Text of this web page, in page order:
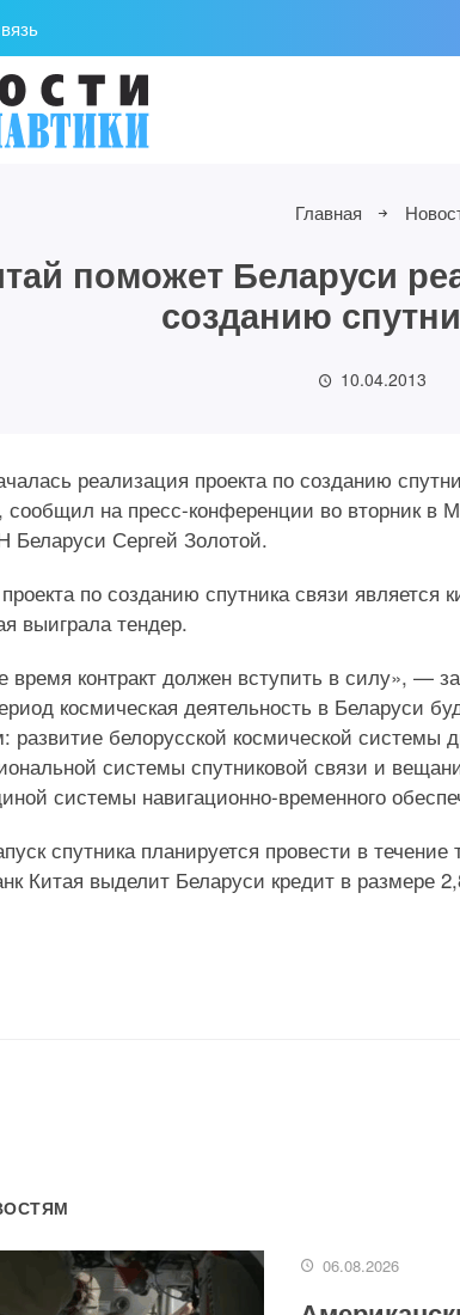
Главная
поможет Беларуси
созданию
10.04.2013
реализация проекта по созданию
сообщил на пресс-конференции во вторник
Сергей Золотой.
по созданию спутника связи является
выиграла тендер.
время контракт должен вступить в силу», —
космическая деятельность в Беларуси
развитие белорусской космической системы
системы спутниковой связи и
системы навигационно-временного
спутника планируется провести в
Китая выделит Беларуси кредит в размере
06.08.2026